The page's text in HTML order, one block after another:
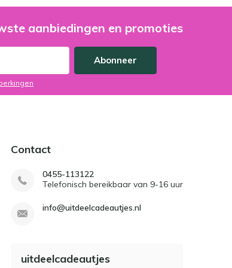
aanbiedingen en promoties
Abonneer
Contact
0455-113122
Telefonisch bereikbaar van 9-16 uur
info@uitdeelcadeautjes.nl
uitdeelcadeautjes